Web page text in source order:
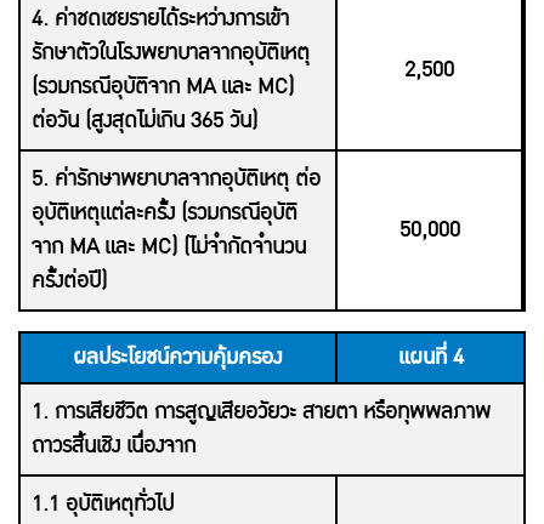
4. ค่าชดเชยรายได้ระหว่างการเข้า
รักษาตัวในโรงพยาบาลจากอุบัติเหตุ
(รวมกรณีอุบัติจาก MA และ MC)
ต่อวัน (สูงสุดไม่เกิน 365 วัน)
2,500
5. ค่ารักษาพยาบาลจากอุบัติเหตุ ต่อ
อุบัติเหตุแต่ละครั้ง (รวมกรณีอุบัติ
จาก MA และ MC) (ไม่จำกัดจำนวน
ครั้งต่อปี)
50,000
ผลประโยชน์ความคุ้มครอง
แผนที่ 4
1. การเสียชีวิต การสูญเสียอวัยวะ สายตา หรือทุพพลภาพ
ถาวรสิ้นเชิง เนื่องจาก
1.1 อุบัติเหตุทั่วไป